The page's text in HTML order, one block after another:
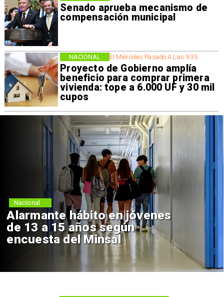
Senado aprueba mecanismo de
compensación municipal
El Miércoles Pasado A Las 9:35
Proyecto de Gobierno amplía
beneficio para comprar primera
vivienda: tope a 6.000 UF y 30 mil
cupos
NACIONAL
Alarmante hábito en jóvenes
de 13 a 15 años según
encuesta del Minsal
Nacional